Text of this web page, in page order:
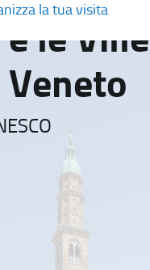
la tua visita
le Ville